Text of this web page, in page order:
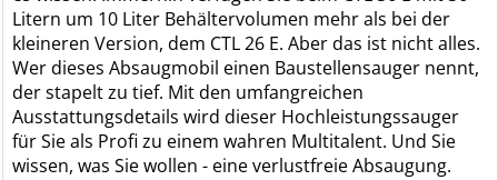
Litern um 10 Liter Behältervolumen mehr als bei der
kleineren Version, dem CTL 26 E. Aber das ist nicht alles.
Wer dieses Absaugmobil einen Baustellensauger nennt,
der stapelt zu tief. Mit den umfangreichen
Ausstattungsdetails wird dieser Hochleistungssauger
für Sie als Profi zu einem wahren Multitalent. Und Sie
wissen, was Sie wollen - eine verlustfreie Absaugung.